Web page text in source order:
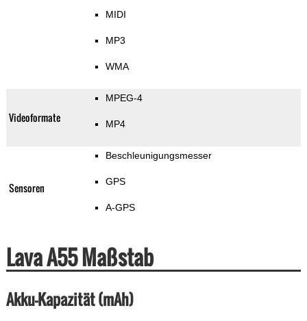
MIDI
MP3
WMA
Videoformate
MPEG-4
MP4
Sensoren
Beschleunigungsmesser
GPS
A-GPS
Lava A55 Maßstab
Akku-Kapazität (mAh)